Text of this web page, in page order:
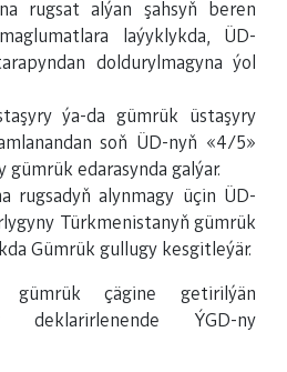
rugsat alýan şahsyň beren
laýyklykda, ÜD-
doldurylmagyna ýol
ýa-da gümrük üstaşyry
soň ÜD-nyň «4/5»
gümrük edarasynda galýar.
rugsadyň alynmagy üçin ÜD-
Türkmenistanyň gümrük
Gümrük gullugy kesgitleýär.
gümrük çägine getirilýän
deklarirlenende ÝGD-ny